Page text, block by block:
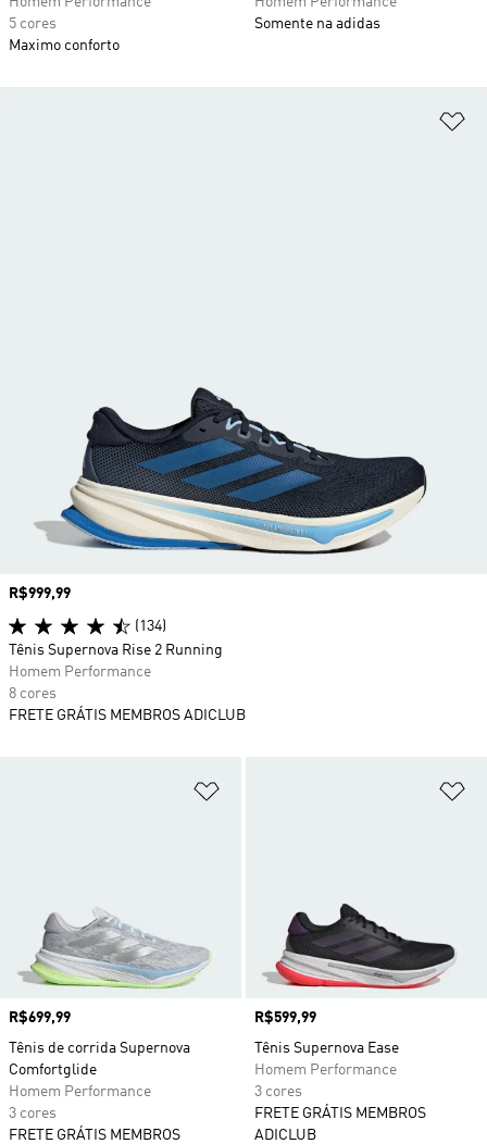
5 cores
Maximo conforto
Somente na adidas
Preço
R$699,99
Tênis de corrida Supernova
Comfortglide
Homem Performance
3 cores
FRETE GRÁTIS MEMBROS
Preço
R$599,99
Tênis Supernova Ease
Homem Performance
3 cores
FRETE GRÁTIS MEMBROS
ADICLUB
Preço
R$999,99
(134)
Tênis Supernova Rise 2 Running
Homem Performance
8 cores
FRETE GRÁTIS MEMBROS ADICLUB